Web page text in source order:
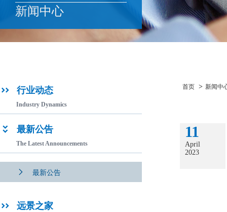
新闻中心
 行业动态
Industry Dynamics
 最新公告
The Latest Announcements
 最新公告
 远景之家
首页 > 新闻中
11
April
2023